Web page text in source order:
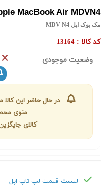
MacBook Air MDVN4
مک بوک اپل MDV N4
کد کالا : 13164
وضعیت موجودی
در حال حاضر این کالا
منوی
کالای
لیست قیمت لپ تاپ اپل